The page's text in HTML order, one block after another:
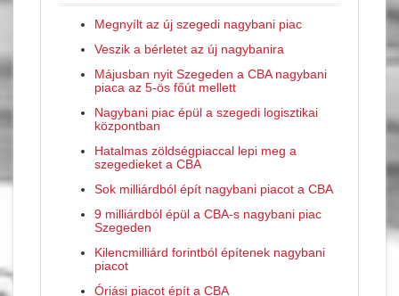
Megnyílt az új szegedi nagybani piac
Veszik a bérletet az új nagybanira
Májusban nyit Szegeden a CBA nagybani
piaca az 5-ös főút mellett
Nagybani piac épül a szegedi logisztikai
központban
Hatalmas zöldségpiaccal lepi meg a
szegedieket a CBA
Sok milliárdból épít nagybani piacot a CBA
9 milliárdból épül a CBA-s nagybani piac
Szegeden
Kilencmilliárd forintból építenek nagybani
piacot
Óriási piacot épít a CBA